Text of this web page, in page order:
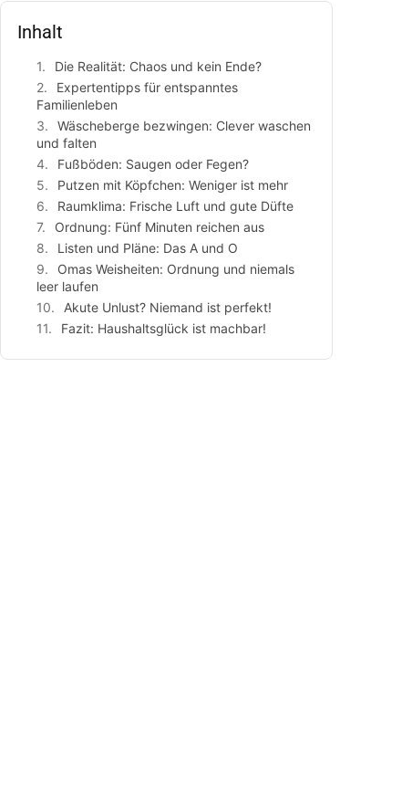
Inhalt
Die Realität: Chaos und kein Ende?
Expertentipps für entspanntes
Familienleben
Wäscheberge bezwingen: Clever waschen
und falten
Fußböden: Saugen oder Fegen?
Putzen mit Köpfchen: Weniger ist mehr
Raumklima: Frische Luft und gute Düfte
Ordnung: Fünf Minuten reichen aus
Listen und Pläne: Das A und O
Omas Weisheiten: Ordnung und niemals
leer laufen
Akute Unlust? Niemand ist perfekt!
Fazit: Haushaltsglück ist machbar!